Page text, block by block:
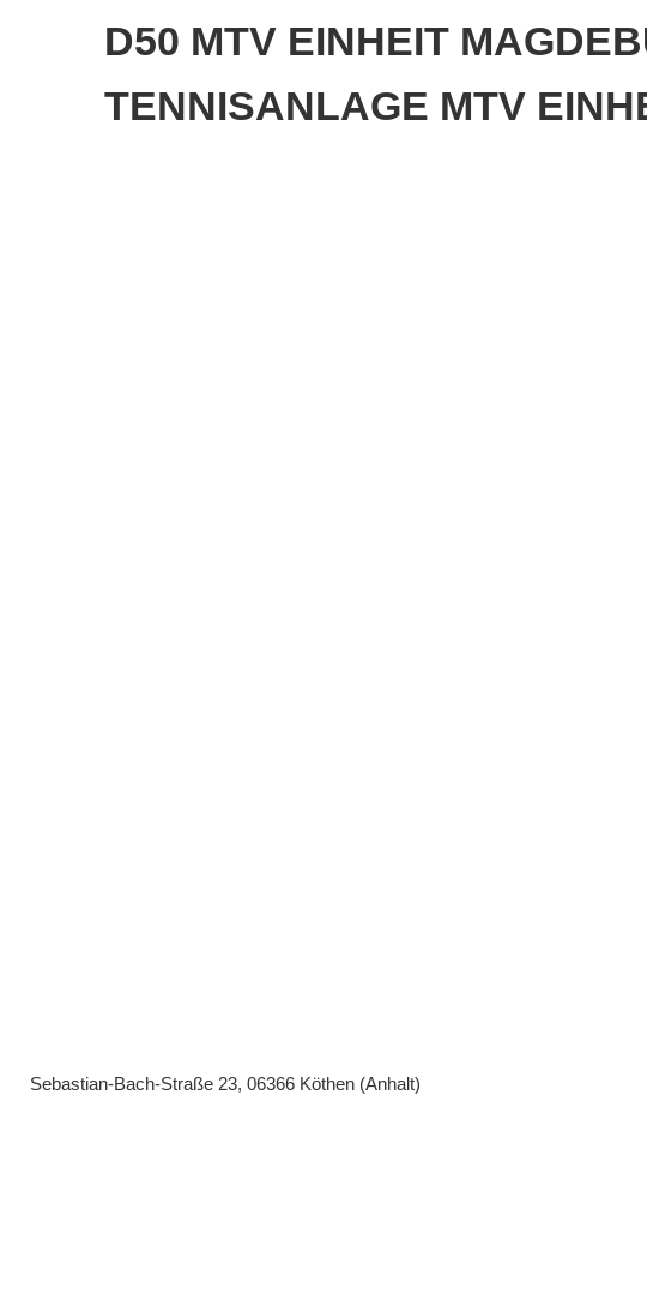
D50 MTV EINHEIT
TENNISANLAGE MTV
Sebastian-Bach-Straße 23, 06366 Köthen (Anhalt)